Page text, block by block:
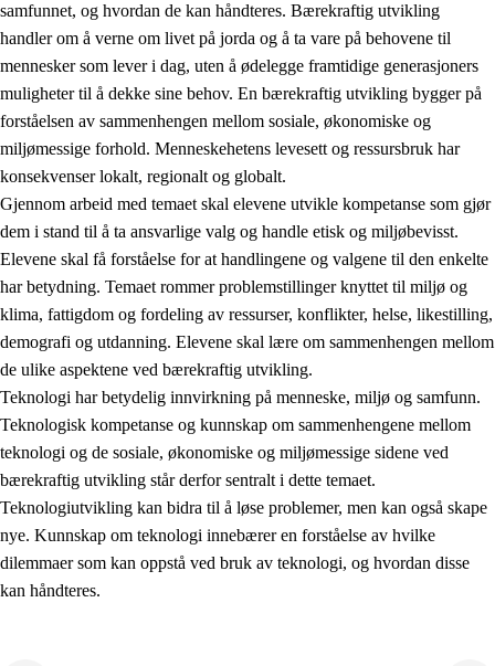
2. Prinsipper for læring, utvikling og danning
2.1 Sosial læring og utvikling
2.2 Kompetanse i fagene
2.3 Grunnleggende ferdigheter
2.4 Å lære å lære
Tverrfaglige temaer
2.5 Tverrfaglige temaer
2.5.1 Folkehelse og livsmestring
2.5.2 Demokrati og medborgerskap
2.5.3 Bærekraftig utvikling
samfunnet, og hvordan de kan håndteres. Bærekraftig utvikling
handler om å verne om livet på jorda og å ta vare på behovene til
mennesker som lever i dag, uten å ødelegge framtidige generasjoners
muligheter til å dekke sine behov. En bærekraftig utvikling bygger på
forståelsen av sammenhengen mellom sosiale, økonomiske og
miljømessige forhold. Menneskehetens levesett og ressursbruk har
konsekvenser lokalt, regionalt og globalt.
Gjennom arbeid med temaet skal elevene utvikle kompetanse som gjør
dem i stand til å ta ansvarlige valg og handle etisk og miljøbevisst.
Elevene skal få forståelse for at handlingene og valgene til den enkelte
har betydning. Temaet rommer problemstillinger knyttet til miljø og
klima, fattigdom og fordeling av ressurser, konflikter, helse, likestilling,
demografi og utdanning. Elevene skal lære om sammenhengen mellom
de ulike aspektene ved bærekraftig utvikling.
Teknologi har betydelig innvirkning på menneske, miljø og samfunn.
Teknologisk kompetanse og kunnskap om sammenhengene mellom
teknologi og de sosiale, økonomiske og miljømessige sidene ved
bærekraftig utvikling står derfor sentralt i dette temaet.
Teknologiutvikling kan bidra til å løse problemer, men kan også skape
nye. Kunnskap om teknologi innebærer en forståelse av hvilke
dilemmaer som kan oppstå ved bruk av teknologi, og hvordan disse
kan håndteres.